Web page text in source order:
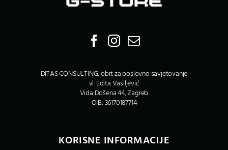
DITAS CONSULTING, obrt za poslovno savjetovanje
vl. Edita Vasiljević
Vida Došena 44, Zagreb
OIB: 36170187714
KORISNE INFORMACIJE